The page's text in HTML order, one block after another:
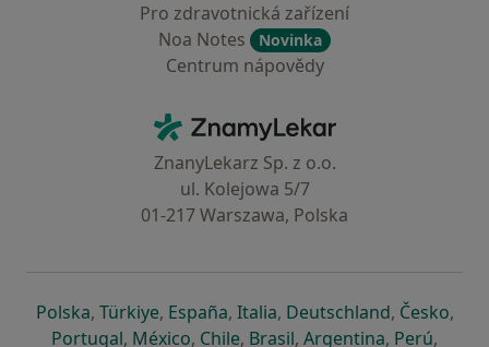
Pro zdravotnická zařízení
Noa Notes
Novinka
Centrum nápovědy
ZnamyLekar - Hlavní stránka
ZnanyLekarz Sp. z o.o.
ul. Kolejowa 5/7
01-217 Warszawa, Polska
Polskase otevře v nové záložce
, Türkiyese otevře v nové záložce
, Españase otevře v nové záložce
, Italiase otevře v nové záložce
, Deutschlandse otevře v
, Českose
,
Portugalse otevře v nové záložce
, Méxicose otevře v nové záložce
, Chilese otevře v nové záložce
, Brasilse otevře v nové
, Argentinase otevře v
, Perúse
,